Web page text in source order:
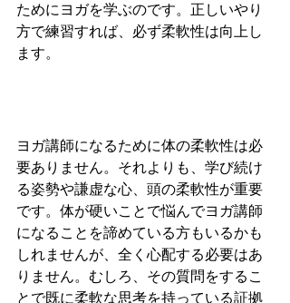
ためにヨガを学ぶのです。正しいやり
方で練習すれば、必ず柔軟性は向上し
ます。
ヨガ講師になるために体の柔軟性は必
要ありません。それよりも、学び続け
る姿勢や謙虚な心、頭の柔軟性が重要
です。体が硬いことで悩んでヨガ講師
になることを諦めている方もいるかも
しれませんが、全く心配する必要はあ
りません。むしろ、その質問をするこ
とで既に柔軟な思考を持っている証拠